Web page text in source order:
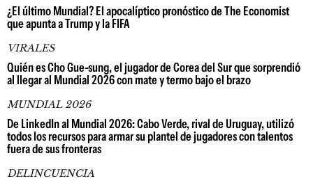
¿El último Mundial? El apocalíptico pronóstico de The Economist
que apunta a Trump y la FIFA
VIRALES
Quién es Cho Gue-sung, el jugador de Corea del Sur que sorprendió
al llegar al Mundial 2026 con mate y termo bajo el brazo
MUNDIAL 2026
De LinkedIn al Mundial 2026: Cabo Verde, rival de Uruguay, utilizó
todos los recursos para armar su plantel de jugadores con talentos
fuera de sus fronteras
DELINCUENCIA